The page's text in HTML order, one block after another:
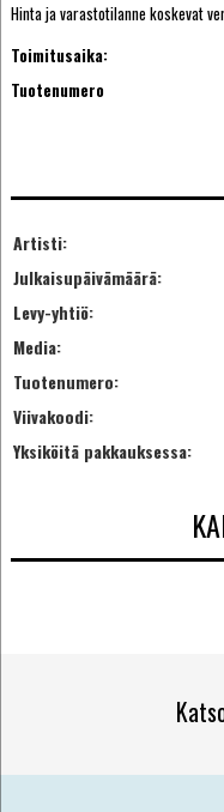
Hinta ja varastotilanne koskevat
Toimitusaika:
Tuotenumero
Artisti:
Julkaisupäivämäärä:
Levy-yhtiö:
Media:
Tuotenumero:
Viivakoodi:
Yksiköitä pakkauksessa: